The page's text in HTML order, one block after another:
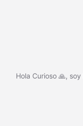
Hola Curioso 🙏, soy